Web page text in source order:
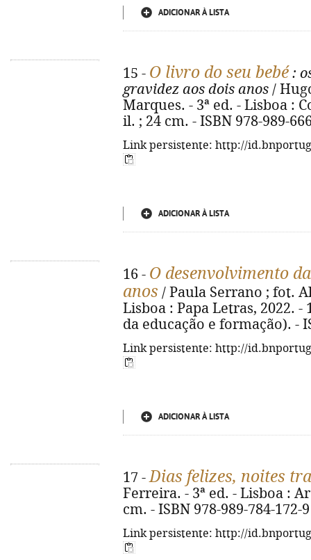
ADICIONAR À LISTA
15 - O livro do seu bebé :
gravidez aos dois anos /
Marques. - 3ª ed. - Lisboa :
il. ; 24 cm. - ISBN 978-989-
Link persistente: http://
ADICIONAR À LISTA
16 - O desenvolvimento
anos / Paula Serrano ; fot.
Lisboa : Papa Letras, 2022.
da educação e formação). -
Link persistente: http://
ADICIONAR À LISTA
17 -Dias felizes, noites
Ferreira. - 3ª ed. - Lisboa :
cm. - ISBN 978-989-784-172-9
Link persistente: http://